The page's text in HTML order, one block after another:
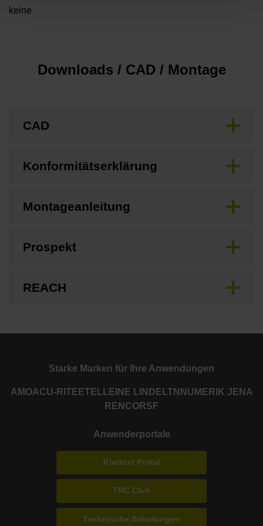
keine
Downloads / CAD / Montage
CAD
Konformitätserklärung
Montageanleitung
Prospekt
REACH
Starke Marken für Ihre Anwendungen
AMOACU-RITE ETEL LEINE LINDE LTN NUMERIK JENA
RENCORSF
Anwenderportale
Klartext Portal
TNC Club
Technische Schulungen